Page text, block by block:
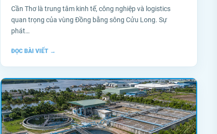
Cần Thơ là trung tâm kinh tế, công nghiệp và logistics
quan trọng của vùng Đồng bằng sông Cửu Long. Sự
phát…
ĐỌC BÀI VIẾT →